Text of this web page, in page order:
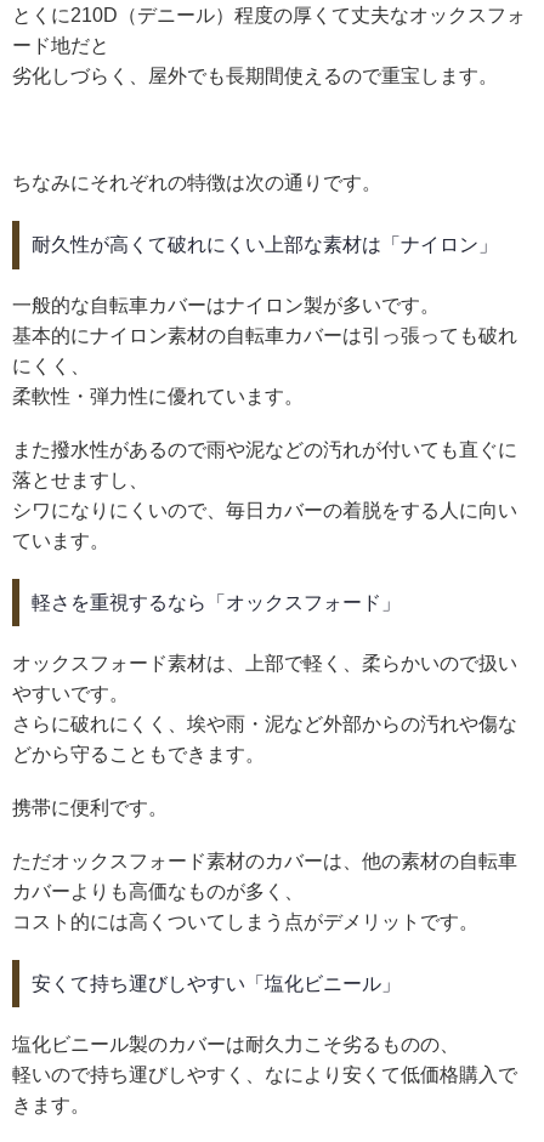
とくに210D（デニール）程度の厚くて丈夫なオックスフォ
ード地だと
劣化しづらく、屋外でも長期間使えるので重宝します。
ちなみにそれぞれの特徴は次の通りです。
耐久性が高くて破れにくい上部な素材は「ナイロン」
一般的な自転車カバーはナイロン製が多いです。
基本的にナイロン素材の自転車カバーは引っ張っても破れ
にくく、
柔軟性・弾力性に優れています。
また撥水性があるので雨や泥などの汚れが付いても直ぐに
落とせますし、
シワになりにくいので、毎日カバーの着脱をする人に向い
ています。
軽さを重視するなら「オックスフォード」
オックスフォード素材は、上部で軽く、柔らかいので扱い
やすいです。
さらに破れにくく、埃や雨・泥など外部からの汚れや傷な
どから守ることもできます。
携帯に便利です。
ただオックスフォード素材のカバーは、他の素材の自転車
カバーよりも高価なものが多く、
コスト的には高くついてしまう点がデメリットです。
安くて持ち運びしやすい「塩化ビニール」
塩化ビニール製のカバーは耐久力こそ劣るものの、
軽いので持ち運びしやすく、なにより安くて低価格購入で
きます。